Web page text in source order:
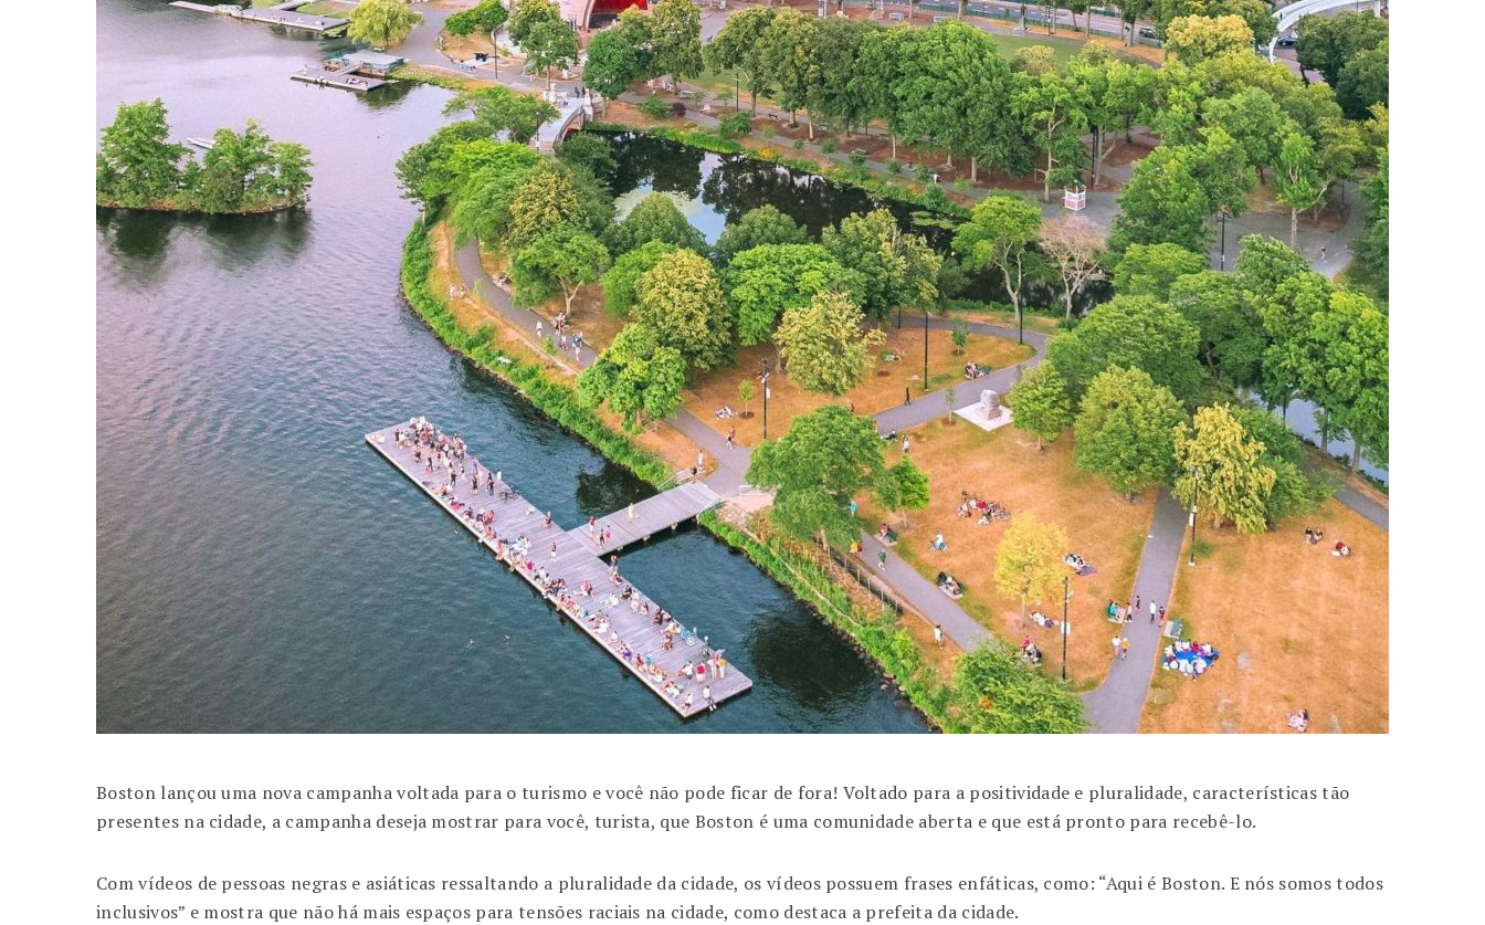
Boston lançou uma nova campanha voltada para o turismo e você não pode ficar de fora! Voltado para a positividade e pluralidade, características tão
presentes na cidade, a campanha deseja mostrar para você, turista, que Boston é uma comunidade aberta e que está pronto para recebê-lo.
Com vídeos de pessoas negras e asiáticas ressaltando a pluralidade da cidade, os vídeos possuem frases enfáticas, como: “Aqui é Boston. E nós somos todos
inclusivos” e mostra que não há mais espaços para tensões raciais na cidade, como destaca a prefeita da cidade.